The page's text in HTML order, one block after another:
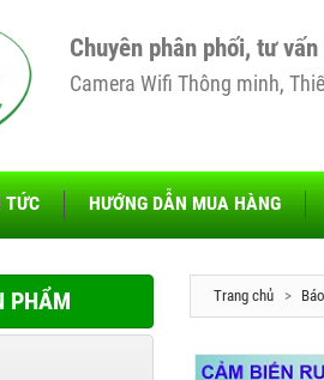
Chuyên phân phối, tư
Camera Wifi Thông minh,
TỨC HƯỚNG DẪN MUA HÀNG
Trang chủ >
PHẨM